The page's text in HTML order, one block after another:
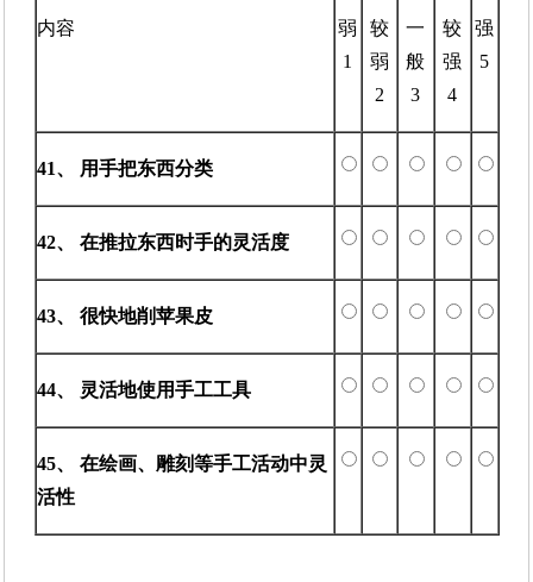
内容
弱
1
较
弱
2
一
般
3
较
强
4
强
5
41、 用手把东西分类
42、 在推拉东西时手的灵活度
43、 很快地削苹果皮
44、 灵活地使用手工工具
45、 在绘画、雕刻等手工活动中灵
活性